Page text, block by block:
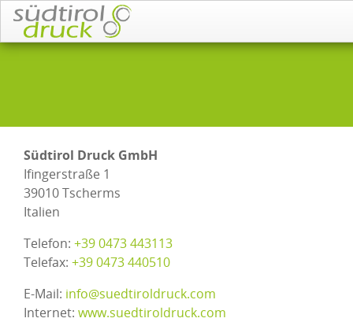
Südtirol Druck GmbH
Ifingerstraße 1
39010 Tscherms
Italien
Telefon: +39 0473 443113
Telefax: +39 0473 440510
E-Mail: info@suedtiroldruck.com
Internet: www.suedtiroldruck.com